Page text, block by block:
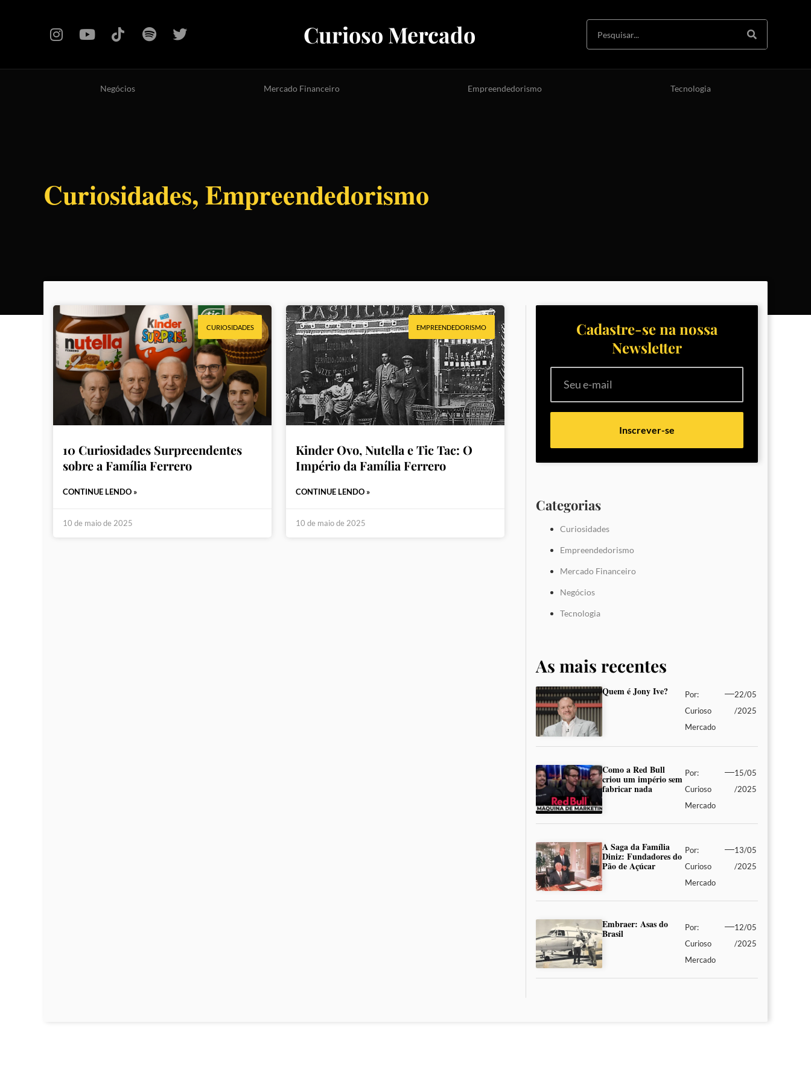
Curioso Mercado
Negócios Mercado Financeiro Empreendedorismo Tecnologia
Curiosidades,Empreendedorismo
CURIOSIDADES
10 Curiosidades Surpreendentes
sobre a Família Ferrero
CONTINUE LENDO »
10 de maio de 2025
EMPREENDEDORISMO
Kinder Ovo, Nutella e Tic Tac: O
Império da Família Ferrero
CONTINUE LENDO »
10 de maio de 2025
Cadastre-se na nossa
Newsletter
Inscrever-se
Categorias
Curiosidades
Empreendedorismo
Mercado Financeiro
Negócios
Tecnologia
As mais recentes
Quem é Jony Ive?
Por:
Curioso
Mercado
22/05
/2025
Como a Red Bull
criou um império sem
fabricar nada
Por:
Curioso
Mercado
15/05
/2025
A Saga da Família
Diniz: Fundadores do
Pão de Açúcar
Por:
Curioso
Mercado
13/05
/2025
Embraer: Asas do
Brasil
Por:
Curioso
Mercado
12/05
/2025